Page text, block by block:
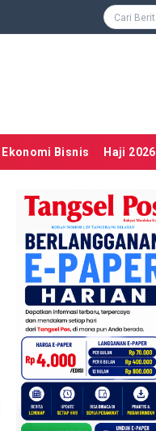
Ekonomi Bisnis Haji 2026